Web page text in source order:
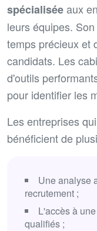
spécialiséeaux
leurs équipes.
temps précieux et
candidats. Les
d'outils
pour identifier les
Les entreprises
bénéficient de
Une analyse
recrutement ;
L'accès à
qualifiés ;